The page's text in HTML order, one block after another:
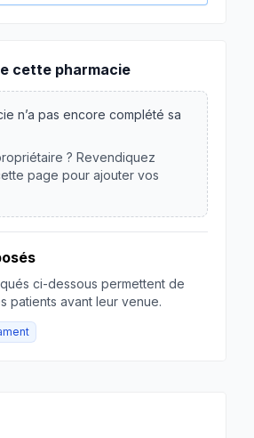
cette pharmacie
n’a pas encore complété sa
? Revendiquez
page pour ajouter vos
ci-dessous permettent de
patients avant leur venue.